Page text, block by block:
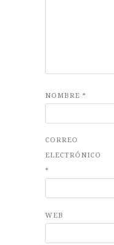
NOMBRE *
CORREO
ELECTRÓNICO
*
WEB